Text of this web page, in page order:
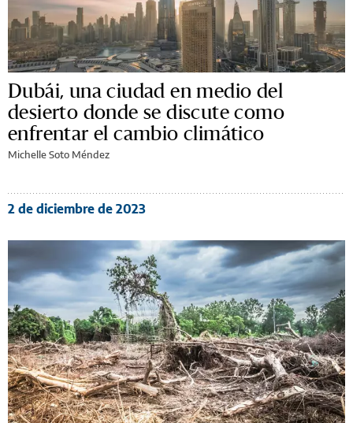
Dubái, una ciudad en medio del
desierto donde se discute como
enfrentar el cambio climático
Michelle Soto Méndez
2 de diciembre de 2023